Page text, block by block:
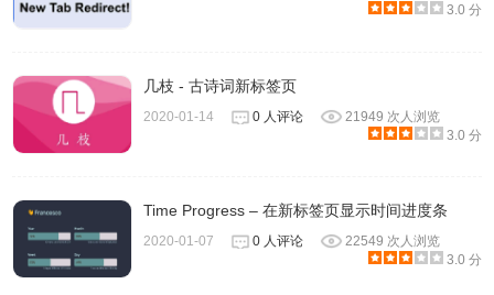
3.0 分
几枝 - 古诗词新标签页
2020-01-14 0 人评论
21949 次人浏览
3.0 分
Time Progress – 在新标签页显示时间进度条
2020-01-07 0 人评论
22549 次人浏览
3.0 分